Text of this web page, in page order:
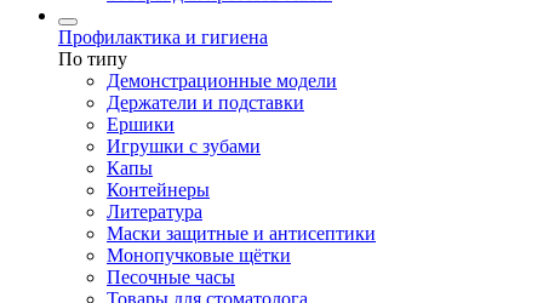
Профилактика и гигиена
По типу
Демонстрационные модели
Держатели и подставки
Ершики
Игрушки с зубами
Капы
Контейнеры
Литература
Маски защитные и антисептики
Монопучковые щётки
Песочные часы